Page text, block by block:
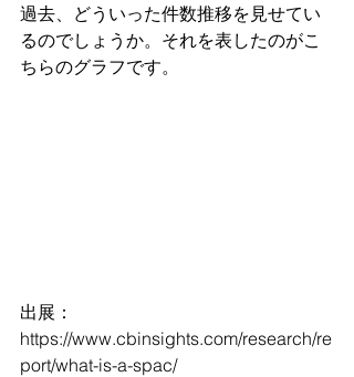
過去、どういった件数推移を見せてい
るのでしょうか。それを表したのがこ
ちらのグラフです。
出展：
https://www.cbinsights.com/research/re
port/what-is-a-spac/